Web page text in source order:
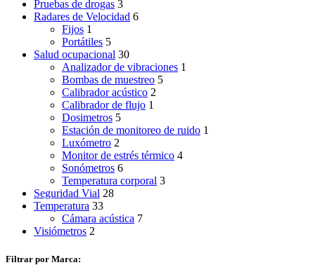
Pruebas de drogas 3
Radares de Velocidad 6
Fijos 1
Portátiles 5
Salud ocupacional 30
Analizador de vibraciones 1
Bombas de muestreo 5
Calibrador acústico 2
Calibrador de flujo 1
Dosimetros 5
Estación de monitoreo de ruido 1
Luxómetro 2
Monitor de estrés térmico 4
Sonómetros 6
Temperatura corporal 3
Seguridad Vial 28
Temperatura 33
Cámara acústica 7
Visiómetros 2
Filtrar por Marca: